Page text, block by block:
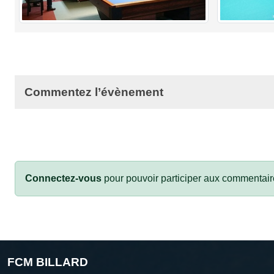
Commentez l’évènement
Connectez-vous pour pouvoir participer aux
FCM BILLARD